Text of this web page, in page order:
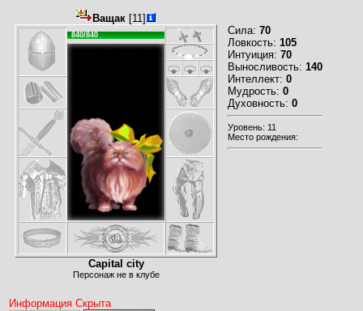
Ващак [11]
840/840
Capital city
Персонаж не в клубе
Сила: 70
Ловкость: 105
Интуиция: 70
Выносливость: 140
Интеллект: 0
Мудрость: 0
Духовность: 0
Уровень: 11
Место рождения:
Информация Скрыта